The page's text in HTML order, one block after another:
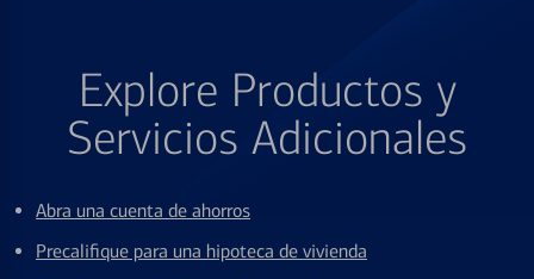
Explore Productos y
Servicios Adicionales
Abra una cuenta de ahorros
Precalifique para una hipoteca de vivienda